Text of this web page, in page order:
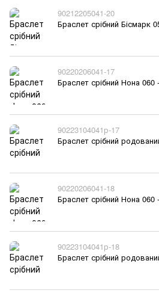
90212205041-20
Браслет срібний Бісмарк
90220206041-17
Браслет срібний Нона 060
90223104041р-17
Браслет срібний
90220206041-18
Браслет срібний Нона 060
90223104041р-18
Браслет срібний